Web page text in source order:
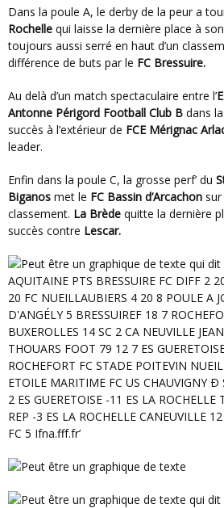
Dans la poule A, le derby de la peur a
Rochelle qui laisse la dernière place à
toujours aussi serré en haut d’un
différence de buts par le FC Bressuire.
Au delà d’un match spectaculaire entre l’
Antonne Périgord Football Club B dans
succès à l’extérieur de FCE Mérignac
leader.
Enfin dans la poule C, la grosse perf’ du
Biganos met le FC Bassin d’Arcachon
classement. La Brède quitte la dernière
succès contre Lescar.